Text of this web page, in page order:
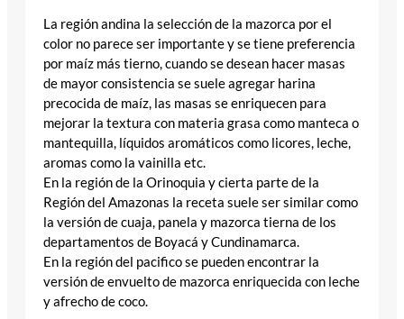
La región andina la selección de la mazorca por el
color no parece ser importante y se tiene preferencia
por maíz más tierno, cuando se desean hacer masas
de mayor consistencia se suele agregar harina
precocida de maíz, las masas se enriquecen para
mejorar la textura con materia grasa como manteca o
mantequilla, líquidos aromáticos como licores, leche,
aromas como la vainilla etc.
En la región de la Orinoquia y cierta parte de la
Región del Amazonas la receta suele ser similar como
la versión de cuaja, panela y mazorca tierna de los
departamentos de Boyacá y Cundinamarca.
En la región del pacifico se pueden encontrar la
versión de envuelto de mazorca enriquecida con leche
y afrecho de coco.